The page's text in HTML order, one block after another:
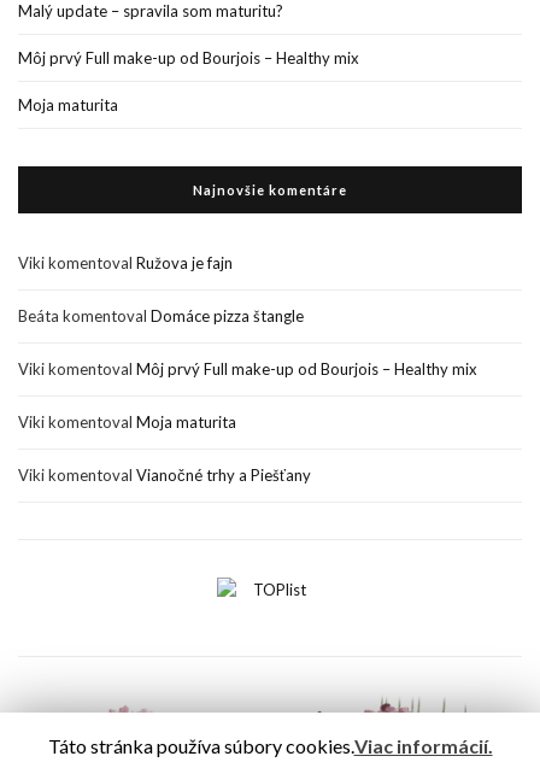
Malý update – spravila som maturitu?
Môj prvý Full make-up od Bourjois – Healthy mix
Moja maturita
Najnovšie komentáre
Vikikomentoval Ružova je fajn
Beáta komentoval Domáce pizza štangle
Vikikomentoval Môj prvý Full make-up od Bourjois – Healthy mix
Vikikomentoval Moja maturita
Vikikomentoval Vianočné trhy a Piešťany
Táto stránka používa súbory cookies.Viac informácií.